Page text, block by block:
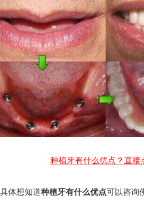
种植牙有什么优点？直接
体想知道种植牙有什么优点可以咨询